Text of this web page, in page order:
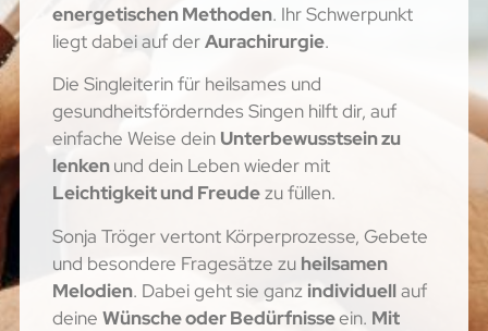
energetischen Methoden. Ihr Schwerpunkt
liegt dabei auf derAurachirurgie.
Die Singleiterin für heilsames und
gesundheitsförderndes Singen hilft dir, auf
einfache Weise dein Unterbewusstsein zu
lenkenund dein Leben wieder mit
Leichtigkeit und Freudezu füllen.
Sonja Tröger vertont Körperprozesse, Gebete
und besondere Fragesätze zu heilsamen
Melodien. Dabei geht sie ganzindividuellauf
deine Wünsche oderBedürfnisseein. Mit